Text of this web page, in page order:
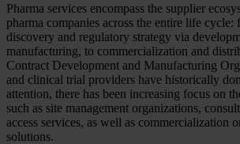
Pharma services encompass the supplier
pharma companies across the entire life cycle:
discovery and regulatory strategy via
manufacturing, to commercialization and
Contract Development and Manufacturing
and clinical trial providers have historically
attention, there has been increasing focus on
such as site management organizations,
access services, as well as commercialization
solutions.